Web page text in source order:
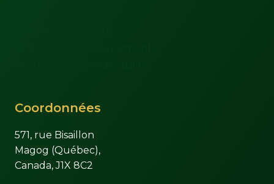
Coordonnées
571, rue Bisaillon
Magog (Québec),
Canada, J1X 8C2